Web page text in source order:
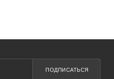
ПОДПИСАТЬСЯ